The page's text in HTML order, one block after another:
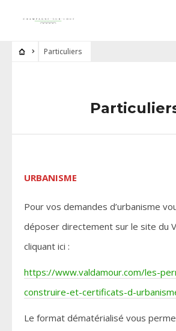
Particuliers
URBANISME
Pour vos demandes d’urbanisme
déposer directement sur le site du
cliquant ici :
https://www.valdamour.com/les-
construire-et-certificats-d-
Le format dématérialisé vous